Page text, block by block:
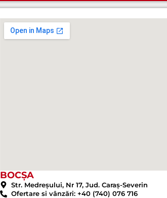
BOCȘA
Str. Medreșului, Nr 17, Jud. Caraș-Severin
Ofertare si vânzări: +40 (740) 076 716